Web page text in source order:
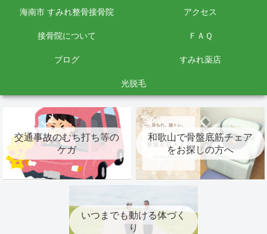
海南市 すみれ整骨接骨院 アクセス
接骨院について ＦＡＱ
ブログ すみれ薬店
光脱毛
交通事故のむち打ち等の
ケガ
和歌山で骨盤底筋チェア
をお探しの方へ
いつまでも動ける体づく
り